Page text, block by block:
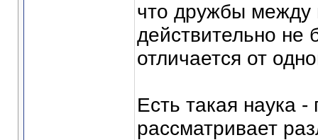
что дружбы
действительно не
отличается от
Есть такая наука
рассматривает